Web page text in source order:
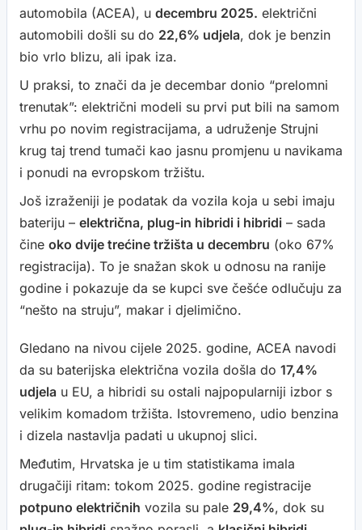
automobila (ACEA), u decembru 2025. električni
automobili došli su do 22,6% udjela, dok je benzin
bio vrlo blizu, ali ipak iza.
U praksi, to znači da je decembar donio “prelomni
trenutak”: električni modeli su prvi put bili na samom
vrhu po novim registracijama, a udruženje Strujni
krug taj trend tumači kao jasnu promjenu u navikama
i ponudi na evropskom tržištu.
Još izraženiji je podatak da vozila koja u sebi imaju
bateriju – električna, plug-in hibridi i hibridi – sada
čine oko dvije trećine tržišta u decembru (oko 67%
registracija). To je snažan skok u odnosu na ranije
godine i pokazuje da se kupci sve češće odlučuju za
“nešto na struju”, makar i djelimično.
Gledano na nivou cijele 2025. godine, ACEA navodi
da su baterijska električna vozila došla do 17,4%
udjela u EU, a hibridi su ostali najpopularniji izbor s
velikim komadom tržišta. Istovremeno, udio benzina
i dizela nastavlja padati u ukupnoj slici.
Međutim, Hrvatska je u tim statistikama imala
drugačiji ritam: tokom 2025. godine registracije
potpuno električnih vozila su pale 29,4%, dok su